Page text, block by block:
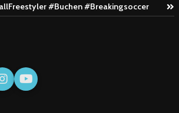
#Buchen #Breakingsoccer